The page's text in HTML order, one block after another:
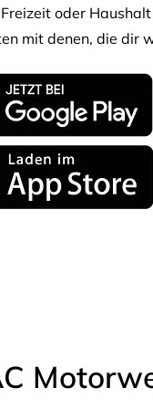
Freizeit oder
mit denen, die dir